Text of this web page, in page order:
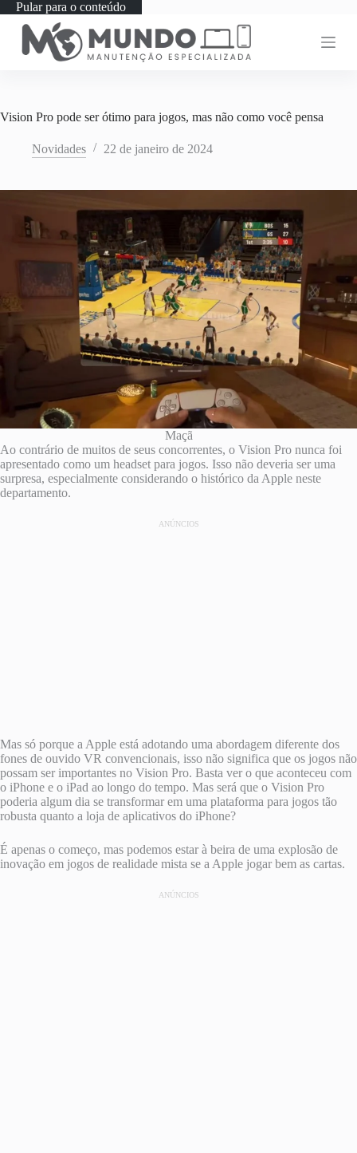
Pular para o conteúdo
Vision Pro pode ser ótimo para jogos, mas não como você pensa
Novidades 22 de janeiro de 2024
Maçã
Ao contrário de muitos de seus concorrentes, o Vision Pro nunca foi
apresentado como um headset para jogos. Isso não deveria ser uma
surpresa, especialmente considerando o histórico da Apple neste
departamento.
ANÚNCIOS
Mas só porque a Apple está adotando uma abordagem diferente dos
fones de ouvido VR convencionais, isso não significa que os jogos não
possam ser importantes no Vision Pro. Basta ver o que aconteceu com
o iPhone e o iPad ao longo do tempo. Mas será que o Vision Pro
poderia algum dia se transformar em uma plataforma para jogos tão
robusta quanto a loja de aplicativos do iPhone?
É apenas o começo, mas podemos estar à beira de uma explosão de
inovação em jogos de realidade mista se a Apple jogar bem as cartas.
ANÚNCIOS